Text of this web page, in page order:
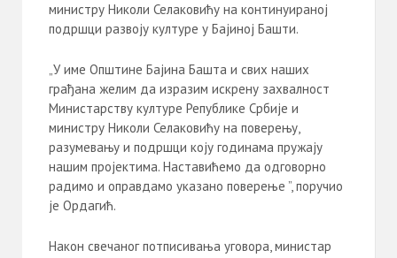
министру Николи Селаковићу на континуираној
подршци развоју културе у Бајиној Башти.
„У име Општине Бајина Башта и свих наших
грађана желим да изразим искрену захвалност
Министарству културе Републике Србије и
министру Николи Селаковићу на поверењу,
разумевању и подршци коју годинама пружају
нашим пројектима. Наставићемо да одговорно
радимо и оправдамо указано поверење ”, поручио
је Ордагић.
Након свечаног потписивања уговора, министар